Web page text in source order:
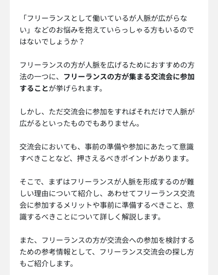
「フリーランスとして働いているが人脈が広がらな
い」などのお悩みを抱えていらっしゃる方もいるので
はないでしょうか？
フリーランスの方が人脈を広げるためにおすすめの方
法の一つに、 フリーランスの方が集まる交流会に参加
することが挙げられます。
しかし、ただ交流会に参加をすればそれだけで人脈が
広がるといったものでもありません。
交流会においても、事前の準備や参加にあたって意識
すべきことなど、押さえるべきポイントがあります。
そこで、まずはフリーランスが人脈を形成するのが難
しい理由について紹介し、あわせてフリーランス交流
会に参加するメリットや事前に準備するべきこと、意
識するべきことについて詳しく解説します。
また、フリーランスの方が交流会への参加を検討する
ための参考情報として、フリーランス交流会の探し方
もご紹介します。